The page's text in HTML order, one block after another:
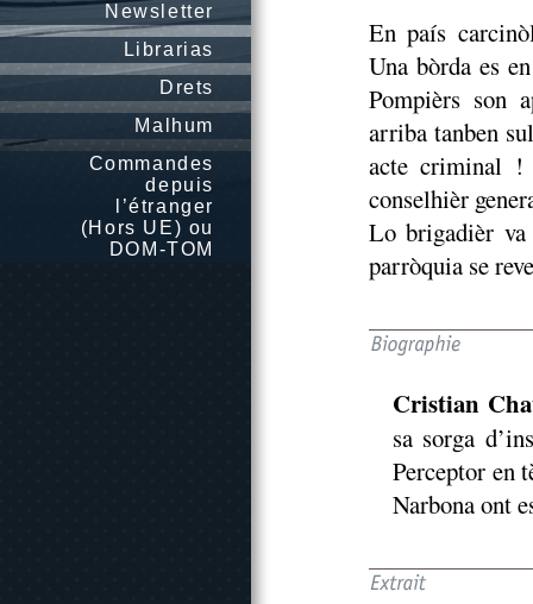
Newsletter
Librarias
Drets
Malhum
Commandes
depuis
l’étranger
(Hors UE) ou
DOM-TOM
En país
Una bòrda es
Pompièrs son
arriba tanben
acte criminal !
conselhièr
Lo brigadièr
parròquia se
Cristian
sa sorga
Perceptor en
Narbona ont